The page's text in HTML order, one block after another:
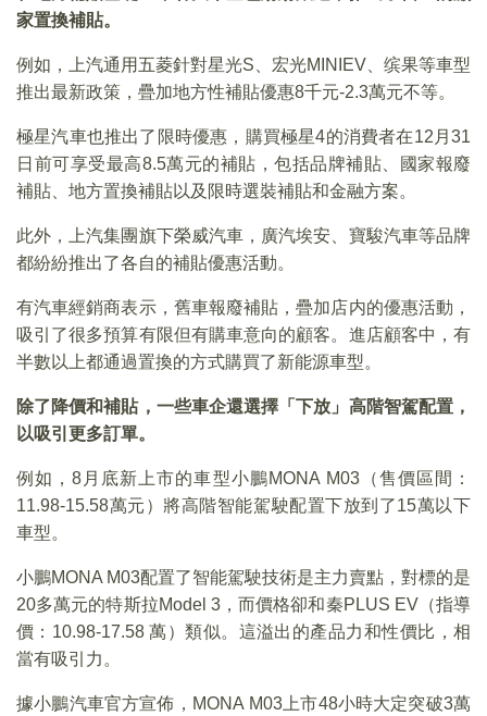
家置換補貼。
例如，上汽通用五菱針對星光S、宏光MINIEV、缤果等車型
推出最新政策，疊加地方性補貼優惠8千元-2.3萬元不等。
極星汽車也推出了限時優惠，購買極星4的消費者在12月31
日前可享受最高8.5萬元的補貼，包括品牌補貼、國家報廢
補貼、地方置換補貼以及限時選裝補貼和金融方案。
此外，上汽集團旗下榮威汽車，廣汽埃安、寶駿汽車等品牌
都紛紛推出了各自的補貼優惠活動。
有汽車經銷商表示，舊車報廢補貼，疊加店内的優惠活動，
吸引了很多預算有限但有購車意向的顧客。進店顧客中，有
半數以上都通過置換的方式購買了新能源車型。
除了降價和補貼，一些車企還選擇「下放」高階智駕配置，
以吸引更多訂單。
例如，8月底新上市的車型小鵬MONA M03（售價區間：
11.98-15.58萬元）將高階智能駕駛配置下放到了15萬以下
車型。
小鵬MONA M03配置了智能駕駛技術是主力賣點，對標的是
20多萬元的特斯拉Model 3，而價格卻和秦PLUS EV（指導
價：10.98-17.58 萬）類似。這溢出的產品力和性價比，相
當有吸引力。
據小鵬汽車官方宣佈，MONA M03上市48小時大定突破3萬